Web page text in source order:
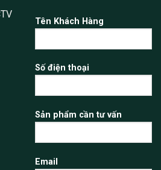
Tên Khách Hàng
Số điện thoại
Sản phẩm cần tư vấn
Email